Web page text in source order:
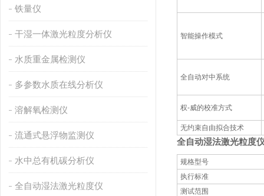
铁量仪
干湿一体激光粒度分析仪
水质重金属检测仪
多参数水质在线分析仪
溶解氧检测仪
流通式悬浮物监测仪
水中总有机碳分析仪
全自动湿法激光粒度仪
智能操作模式
全自动对中系统
权-威的校准方式
无约束自由拟合技术
全自动湿法激光粒度
规格型号
执行标准
测试范围